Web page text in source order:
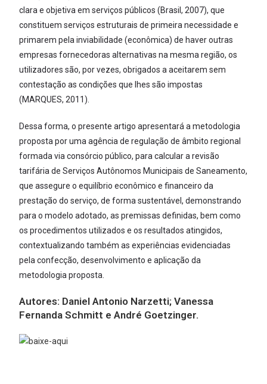
clara e objetiva em serviços públicos (Brasil, 2007), que
constituem serviços estruturais de primeira necessidade e
primarem pela inviabilidade (econômica) de haver outras
empresas fornecedoras alternativas na mesma região, os
utilizadores são, por vezes, obrigados a aceitarem sem
contestação as condições que lhes são impostas
(MARQUES, 2011).
Dessa forma, o presente artigo apresentará a metodologia
proposta por uma agência de regulação de âmbito regional
formada via consórcio público, para calcular a revisão
tarifária de Serviços Autônomos Municipais de Saneamento,
que assegure o equilíbrio econômico e financeiro da
prestação do serviço, de forma sustentável, demonstrando
para o modelo adotado, as premissas definidas, bem como
os procedimentos utilizados e os resultados atingidos,
contextualizando também as experiências evidenciadas
pela confecção, desenvolvimento e aplicação da
metodologia proposta.
Autores: Daniel Antonio Narzetti; Vanessa
Fernanda Schmitt e André Goetzinger.